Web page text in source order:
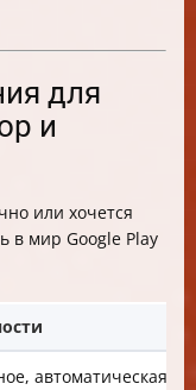
для
и
или хочется
в мир Google Play
автоматическая